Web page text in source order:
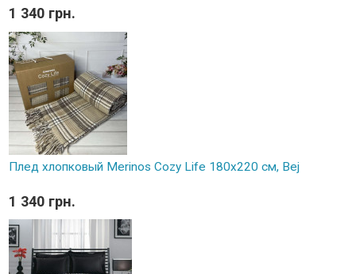
1 340 грн.
Плед хлопковый Merinos Cozy Life 180x220 см, Bej
1 340 грн.